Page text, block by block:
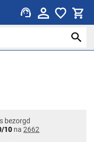
support_agent
bezorgd
10 na2662